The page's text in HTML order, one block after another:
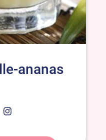
ananas